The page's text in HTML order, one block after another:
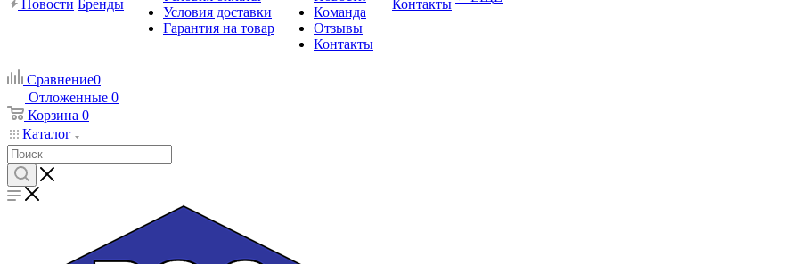
Новости Бренды
Условия доставки
Гарантия на товар
Команда
Отзывы
Контакты
Контакты
Сравнение0
Отложенные 0
Корзина 0
Каталог